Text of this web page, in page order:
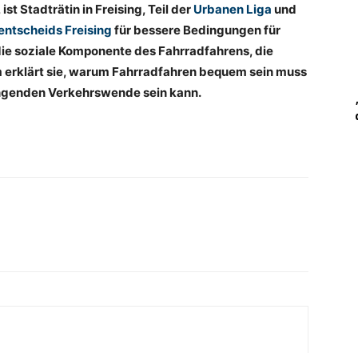
Stadträtin in Freising, Teil der Urbanen Liga und
Freising für bessere Bedingungen für
soziale Komponente des Fahrradfahrens, die
sie, warum Fahrradfahren bequem sein muss
Verkehrswende sein kann.